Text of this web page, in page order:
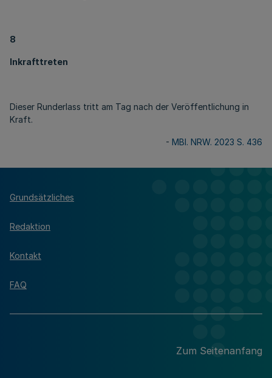
8
Inkrafttreten
Dieser Runderlass tritt am Tag nach der Veröffentlichung in
Kraft.
- MBl. NRW. 2023 S. 436
Grundsätzliches
Redaktion
Kontakt
FAQ
Zum Seitenanfang